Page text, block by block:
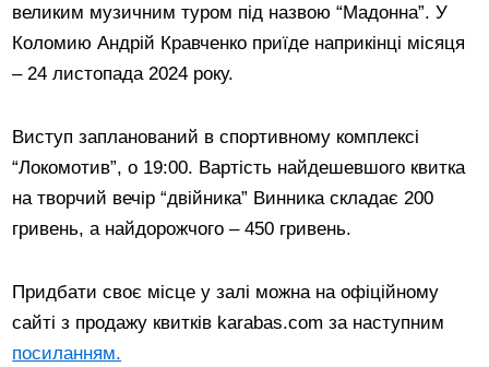
великим музичним туром під назвою “Мадонна”. У
Коломию Андрій Кравченко приїде наприкінці місяця
– 24 листопада 2024 року.
Виступ запланований в спортивному комплексі
“Локомотив”, о 19:00. Вартість найдешевшого квитка
на творчий вечір “двійника” Винника складає 200
гривень, а найдорожчого – 450 гривень.
Придбати своє місце у залі можна на офіційному
сайті з продажу квитків karabas.com за наступним
посиланням.